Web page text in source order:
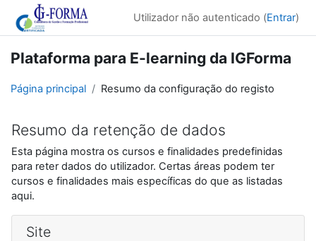
Ir para o conteúdo principal
Utilizador não autenticado (Entrar)
Plataforma para E-learning da IGForma
Página principal Resumo da configuração do registo
Resumo da retenção de dados
Esta página mostra os cursos e finalidades predefinidas
para reter dados do utilizador. Certas áreas podem ter
cursos e finalidades mais específicas do que as listadas
aqui.
Site